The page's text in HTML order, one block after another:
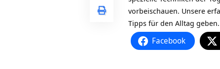
vorbeischauen. Unsere
Tipps für den Alltag geben.
Facebook